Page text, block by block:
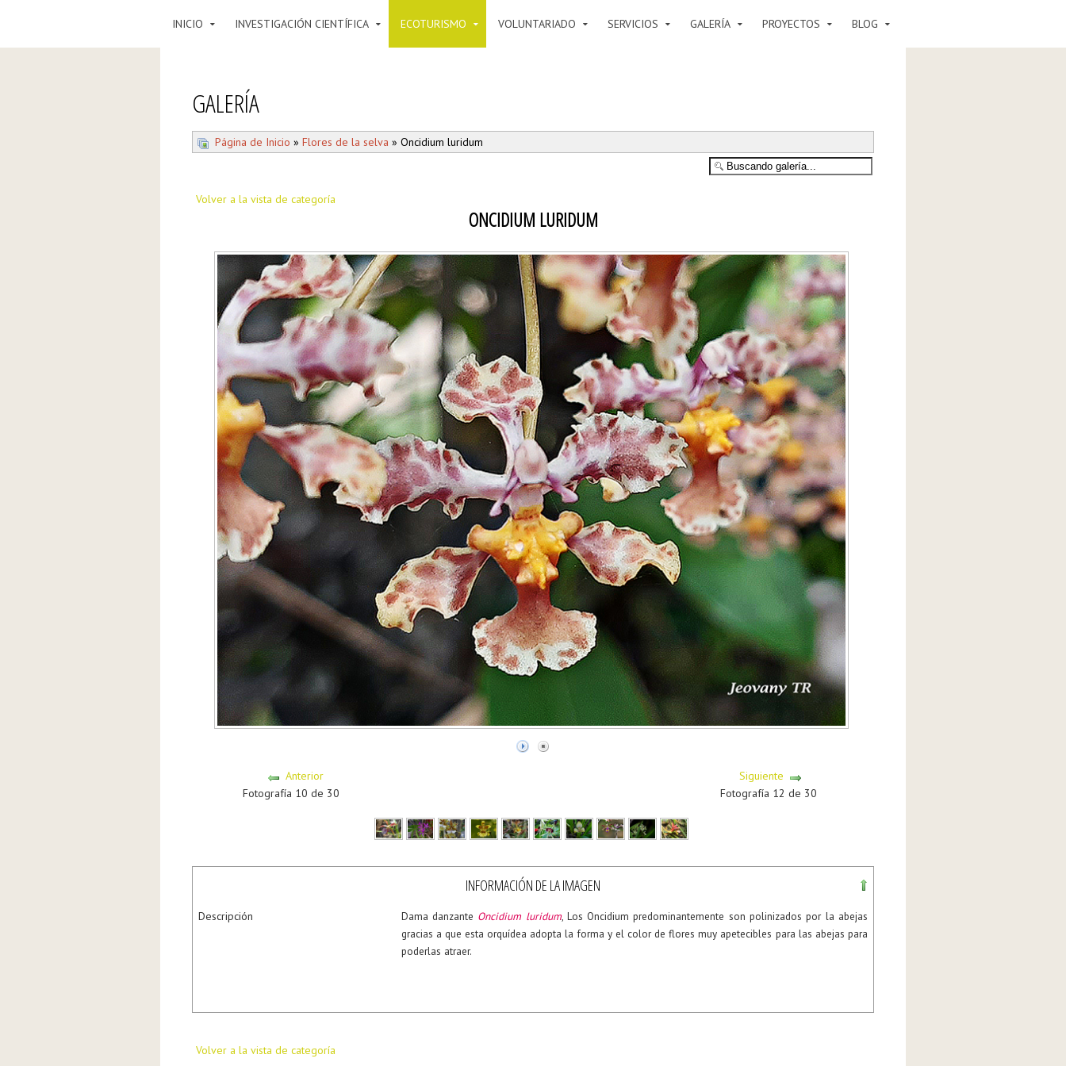
INICIO INVESTIGACIÓN CIENTÍFICA ECOTURISMO VOLUNTARIADO SERVICIOS GALERÍA PROYECTOS BLOG
GALERÍA
Página de Inicio » Flores de la selva » Oncidium luridum
Volver a la vista de categoría
ONCIDIUM LURIDUM
Anterior
Fotografía 10 de 30
Siguiente
Fotografía 12 de 30
INFORMACIÓN DE LA IMAGEN
Descripción Dama danzante Oncidium luridum, Los Oncidium predominantemente son polinizados por la abejas
gracias a que esta orquídea adopta la forma y el color de flores muy apetecibles para las abejas para
poderlas atraer.
Volver a la vista de categoría